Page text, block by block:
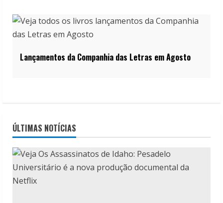
Lançamentos da Companhia das Letras em Agosto
ÚLTIMAS NOTÍCIAS